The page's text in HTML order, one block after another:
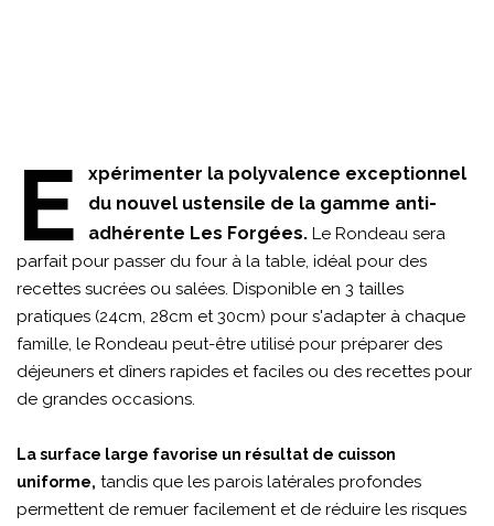
E
xpérimenter la polyvalence exceptionnel
du nouvel ustensile de la gamme anti-
adhérente Les Forgées. Le Rondeau sera
parfait pour passer du four à la table, idéal pour des
recettes sucrées ou salées. Disponible en 3 tailles
pratiques (24cm, 28cm et 30cm) pour s'adapter à chaque
famille, le Rondeau peut-être utilisé pour préparer des
déjeuners et dîners rapides et faciles ou des recettes pour
de grandes occasions.
La surface large favorise un résultat de cuisson
uniforme, tandis que les parois latérales profondes
permettent de remuer facilement et de réduire les risques